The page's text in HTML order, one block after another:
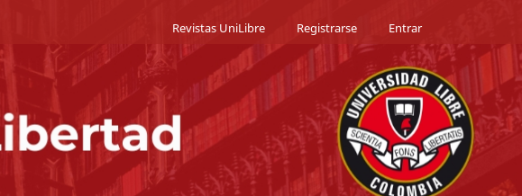
Revistas UniLibre Registrarse Entrar